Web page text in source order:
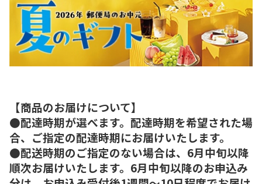
【商品のお届けについて】
●配達時期が選べます。配達時期を希望された場
合、ご指定の配達時期にお届けいたします。
●配送時期のご指定のない場合は、6月中旬以降
順次お届けいたします。6月中旬以降のお申込み